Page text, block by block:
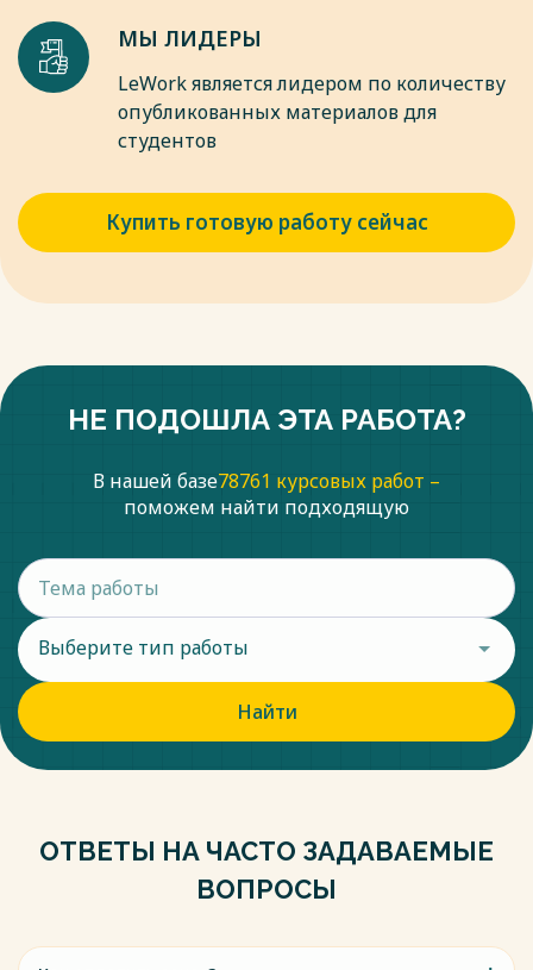
МЫ ЛИДЕРЫ
LeWork является лидером по количеству
опубликованных материалов для
студентов
Купить готовую работу сейчас
НЕ ПОДОШЛА ЭТА РАБОТА?
В нашей базе78761 курсовых работ –
поможем найти подходящую
Выберите тип работы
Найти
ОТВЕТЫ НА ЧАСТО ЗАДАВАЕМЫЕ
ВОПРОСЫ